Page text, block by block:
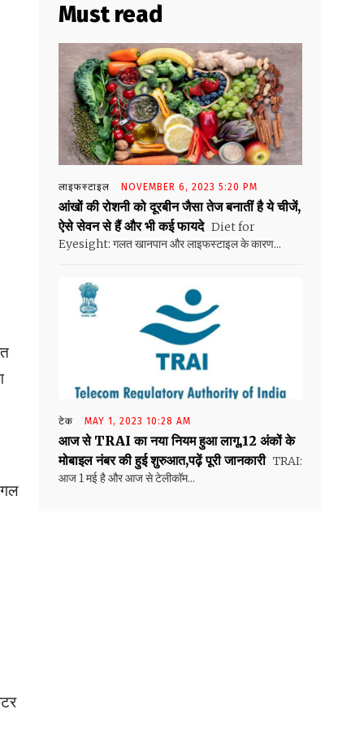
Must read
लाइफस्टाइल NOVEMBER 6, 2023 5:20 PM
आंखों की रोशनी को दूरबीन जैसा तेज बनातीं है ये चीजें,
ऐसे सेवन से हैं और भी कई फायदे Diet for
Eyesight: गलत खानपान और लाइफस्टाइल के कारण...
टेक MAY 1, 2023 10:28 AM
आज से TRAI का नया नियम हुआ लागू,12 अंकों के
मोबाइल नंबर की हुई शुरुआत,पढ़ें पूरी जानकारी TRAI:
आज 1 मई है और आज से टेलीकॉम...